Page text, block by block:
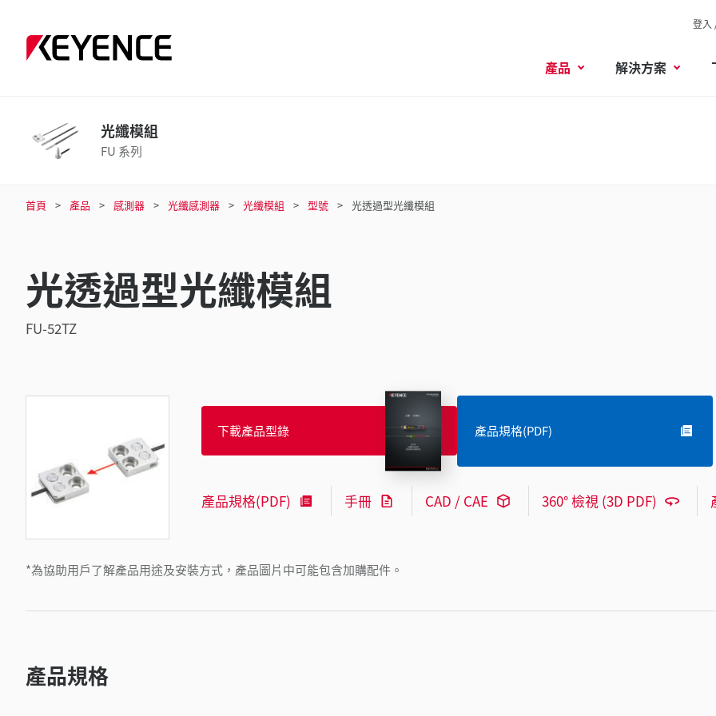
登入
產品 解決方案
光纖模組
FU 系列
首頁 產品 感測器 光纖感測器 光纖模組 型號 光透過型光纖模組
光透過型光纖模組
FU-52TZ
*為協助用戶了解產品用途及安裝方式，產品圖片中可能包含加購配件。
下載產品型錄 產品規格(PDF)
產品規格(PDF) 手冊 CAD / CAE 360° 檢視 (3D PDF)
產品規格